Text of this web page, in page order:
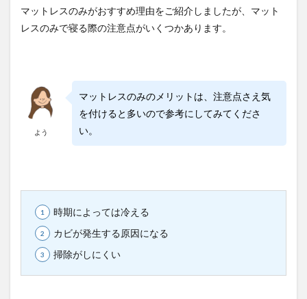
マットレスのみがおすすめ理由をご紹介しましたが、マット
レスのみで寝る際の注意点がいくつかあります。
よう
マットレスのみのメリットは、注意点さえ気
を付けると多いので参考にしてみてくださ
い。
時期によっては冷える
カビが発生する原因になる
掃除がしにくい